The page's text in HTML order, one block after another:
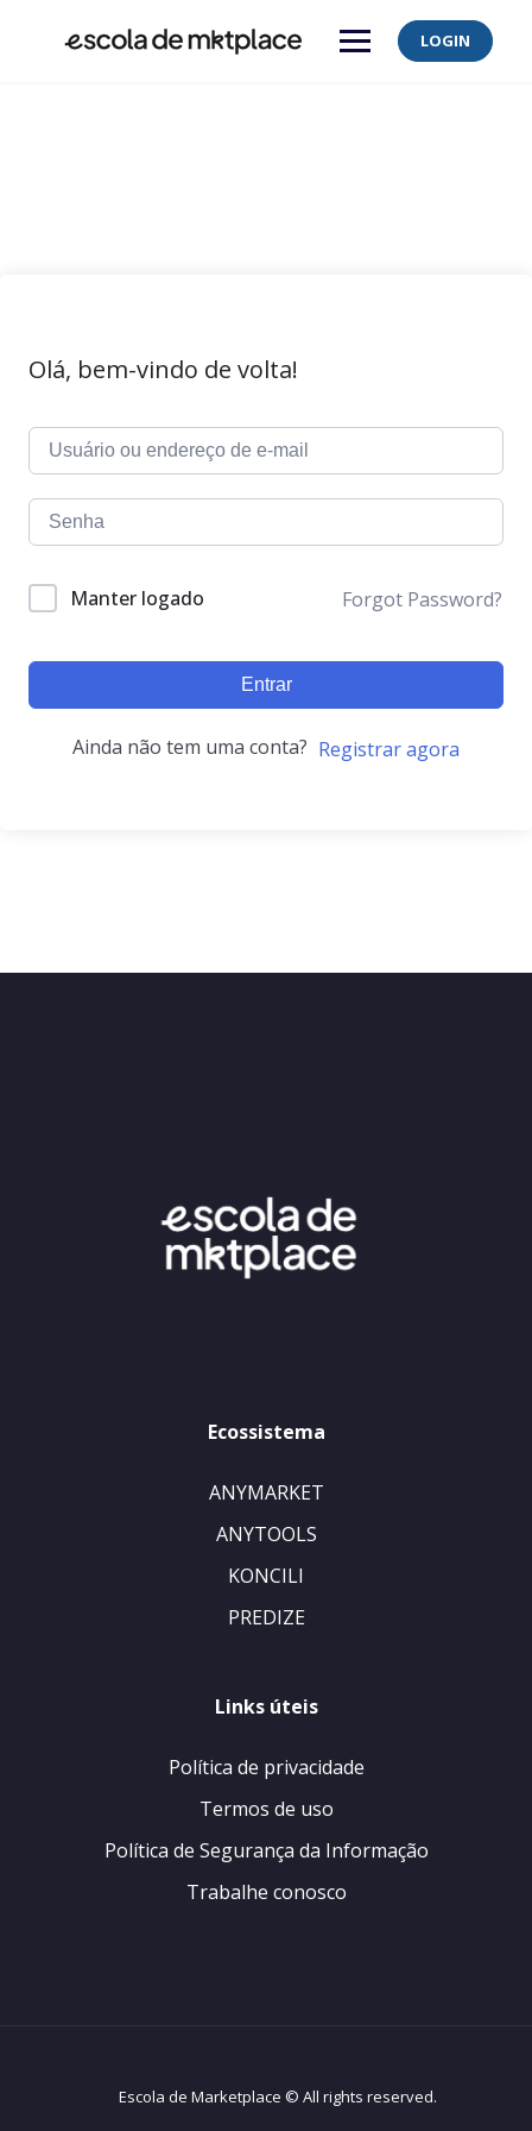
LOGIN
Olá, bem-vindo de volta!
Manter logado Forgot Password?
Entrar
Ainda não tem uma conta? Registrar agora
Ecossistema
ANYMARKET
ANYTOOLS
KONCILI
PREDIZE
Links úteis
Política de privacidade
Termos de uso
Política de Segurança da Informação
Trabalhe conosco
Escola de Marketplace © All rights reserved.